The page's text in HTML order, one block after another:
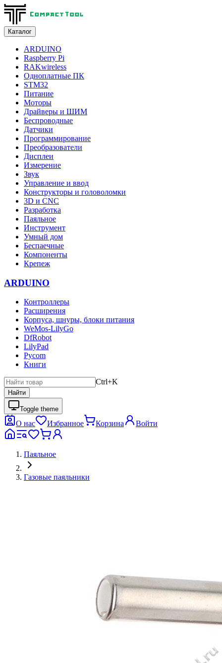
Каталог
ARDUINO
Raspberry Pi
RAKwireless
Одноплатные ПК
STM32
Питание
Моторы
Драйверы и ШИМ
Беспроводные
Датчики
Программирование
Преобразователи
Дисплеи
Измерение
Звук
Управление и ввод
Конструкторы и головоломки
3D и CNC
Разработка
Паяльное
Инструмент
Умный дом
Беспаечные
Компоненты
Крепеж
ARDUINO
Контроллеры
Расширения
Корпуса, шнуры, блоки питания
WeMos-LilyGo
DfRobot
LilyPad
Pycom
Книги
Ctrl+K
Найти
Toggle theme
О нас Избранное Корзина Войти
Паяльное
Газовые паяльники